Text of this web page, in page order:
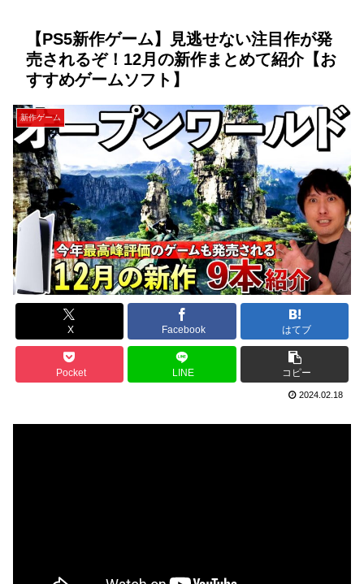
【PS5新作ゲーム】見逃せない注目作が発
売されるぞ！12月の新作まとめて紹介【お
すすめゲームソフト】
新作ゲーム
X Facebook はてブ
Pocket LINE コピー
2024.02.18